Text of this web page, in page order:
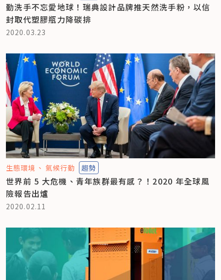
勤洗手不忘愛地球！瑞典設計品牌推天然洗手粉，以信
封取代塑膠瓶力降碳排
2020.03.23
生態環境 氣候行動 趨勢
世界前 5 大危機、青年族群最有感？！2020 年全球風
險報告出爐
2020.02.11